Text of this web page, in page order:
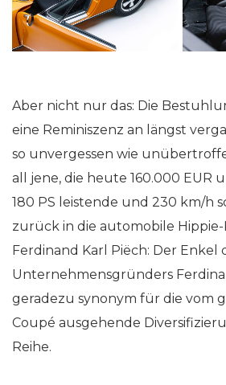
Aber nicht nur das: Die
eine Reminiszenz an längst
so unvergessen wie
all jene, die heute 160.000 EUR
180 PS leistende und 230 km/h
zurück in die automobile
Ferdinand Karl Piëch: Der Enkel
Unternehmensgründers
geradezu synonym für die vom
Coupé ausgehende
Reihe.